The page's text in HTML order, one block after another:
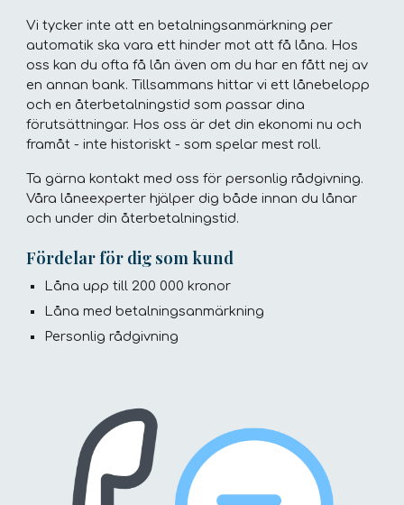
Vi tycker inte att en betalningsanmärkning per
automatik ska vara ett hinder mot att få låna. Hos
oss kan du ofta få lån även om du har en fått nej av
en annan bank. Tillsammans hittar vi ett lånebelopp
och en återbetalningstid som passar dina
förutsättningar. Hos oss är det din ekonomi nu och
framåt - inte historiskt - som spelar mest roll.
Ta gärna kontakt med oss för personlig rådgivning.
Våra låneexperter hjälper dig både innan du lånar
och under din återbetalningstid.
Fördelar för dig som kund
Låna upp till 200 000 kronor
Låna med betalningsanmärkning
Personlig rådgivning